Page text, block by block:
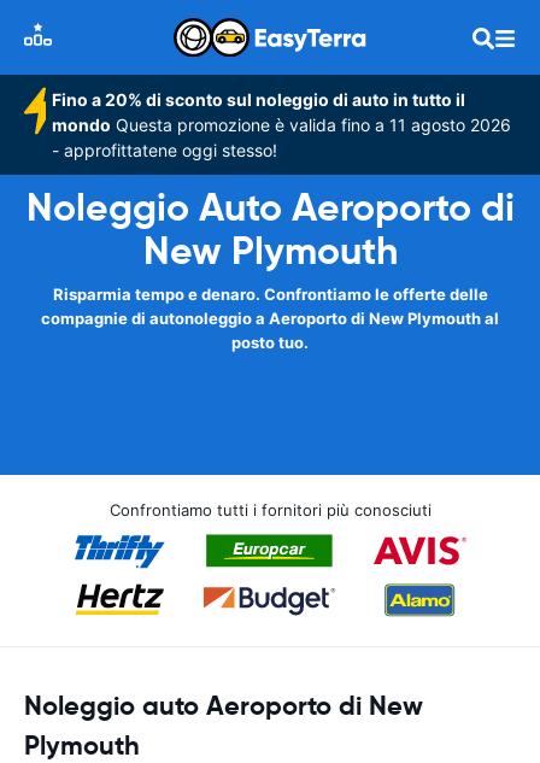
Fino a 20% di sconto sul noleggio di auto in tutto il
mondo Questa promozione è valida fino a 11 agosto 2026
- approfittatene oggi stesso!
Noleggio Auto Aeroporto di
New Plymouth
Risparmia tempo e denaro. Confrontiamo le offerte delle
compagnie di autonoleggio a Aeroporto di New Plymouth al
posto tuo.
Confrontiamo tutti i fornitori più conosciuti
Noleggio auto Aeroporto di New
Plymouth